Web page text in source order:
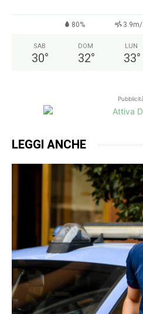
80%
SAB
30°
DOM
32°
LUN
33°
LEGGI ANCHE